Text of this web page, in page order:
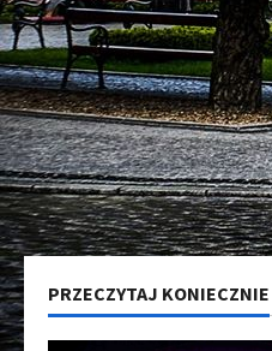
PRZECZYTAJ KONIECZNIE